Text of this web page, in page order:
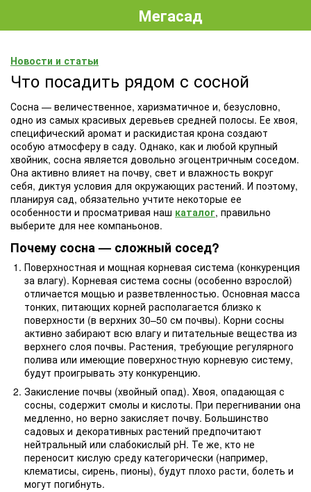
Мегасад
Новости и статьи
Что посадить рядом с сосной
Сосна — величественное, харизматичное и, безусловно,
одно из самых красивых деревьев средней полосы. Ее хвоя,
специфический аромат и раскидистая крона создают
особую атмосферу в саду. Однако, как и любой крупный
хвойник, сосна является довольно эгоцентричным соседом.
Она активно влияет на почву, свет и влажность вокруг
себя, диктуя условия для окружающих растений. И поэтому,
планируя сад, обязательно учтите некоторые ее
особенности и просматривая наш каталог, правильно
выберите для нее компаньонов.
Почему сосна — сложный сосед?
Поверхностная и мощная корневая система (конкуренция
за влагу). Корневая система сосны (особенно взрослой)
отличается мощью и разветвленностью. Основная масса
тонких, питающих корней располагается близко к
поверхности (в верхних 30–50 см почвы). Корни сосны
активно забирают всю влагу и питательные вещества из
верхнего слоя почвы. Растения, требующие регулярного
полива или имеющие поверхностную корневую систему,
будут проигрывать эту конкуренцию.
Закисление почвы (хвойный опад). Хвоя, опадающая с
сосны, содержит смолы и кислоты. При перегнивании она
медленно, но верно закисляет почву. Большинство
садовых и декоративных растений предпочитают
нейтральный или слабокислый pH. Те же, кто не
переносит кислую среду категорически (например,
клематисы, сирень, пионы), будут плохо расти, болеть и
могут погибнуть.